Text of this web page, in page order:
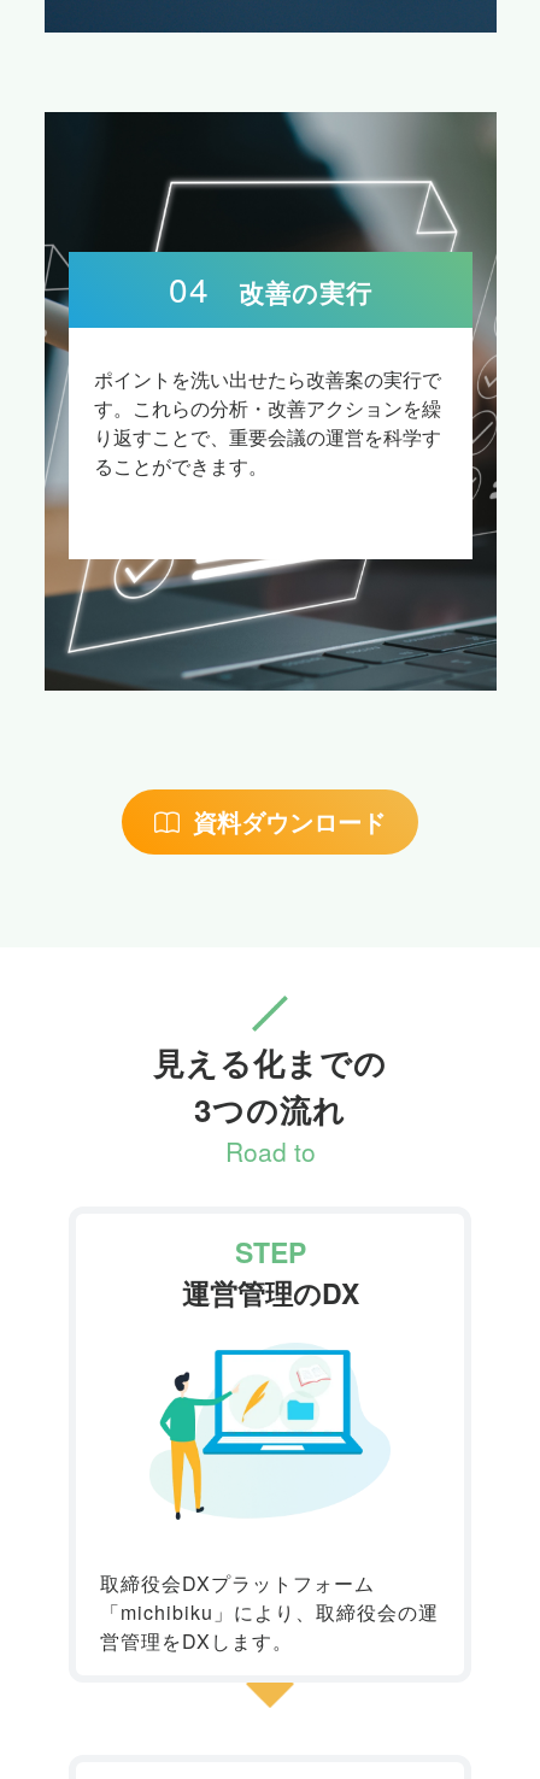
04 改善の実行
ポイントを洗い出せたら改善案の実行で
す。これらの分析・改善アクションを繰
り返すことで、重要会議の運営を科学す
ることができます。
資料ダウンロード
見える化までの
3つの流れ
Road to
STEP
運営管理のDX
取締役会DXプラットフォーム
「michibiku」により、取締役会の運
営管理をDXします。